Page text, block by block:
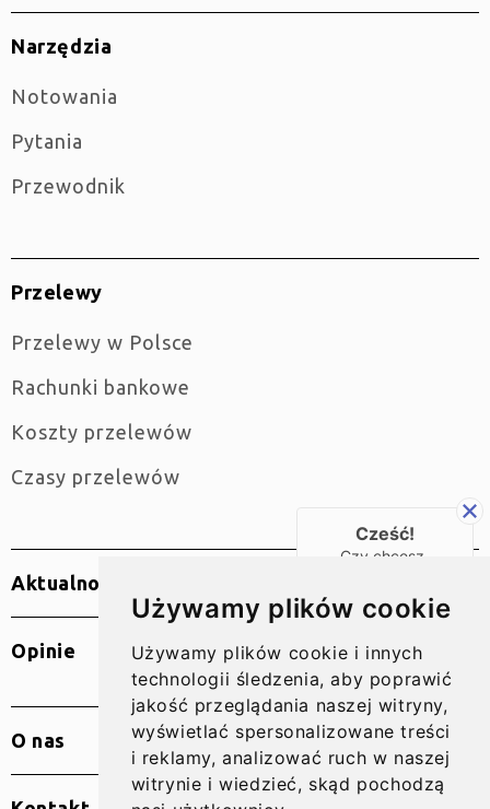
Używamy plików cookie
Używamy plików cookie i innych
technologii śledzenia, aby poprawić
jakość przeglądania naszej witryny,
wyświetlać spersonalizowane treści
i reklamy, analizować ruch w naszej
witrynie i wiedzieć, skąd pochodzą
Narzędzia
Notowania
Pytania
Przewodnik
Przelewy
Przelewy w Polsce
Rachunki bankowe
Koszty przelewów
Czasy przelewów
Aktualności
Opinie
O nas
Cześć!
Czy chcesz,
do Ciebie za darmo
w28sekund?
TAK